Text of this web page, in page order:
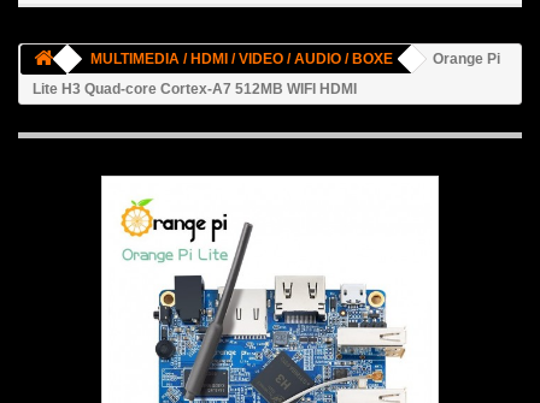
MULTIMEDIA / HDMI / VIDEO / AUDIO / BOXE
Orange Pi
Lite H3 Quad-core Cortex-A7 512MB WIFI HDMI